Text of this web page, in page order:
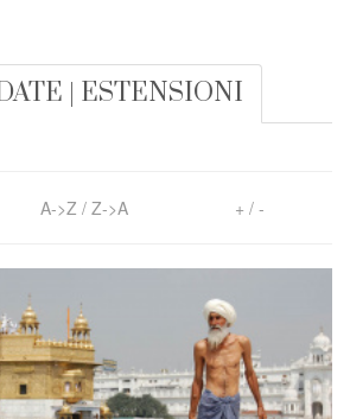
| ESTENSIONI
A->Z / Z->A + / -